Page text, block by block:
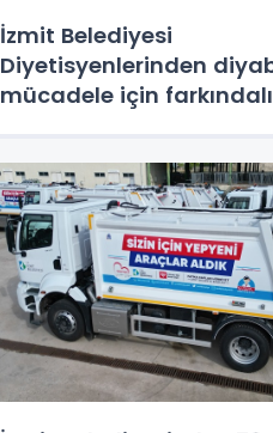
İzmit Belediyesi
Diyetisyenlerinden
mücadele için